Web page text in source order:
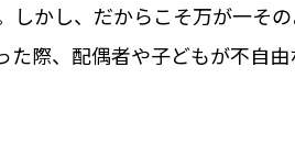
かし、だからこそ万が一そ
際、配偶者や子どもが不自